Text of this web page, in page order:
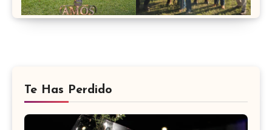
Te Has Perdido